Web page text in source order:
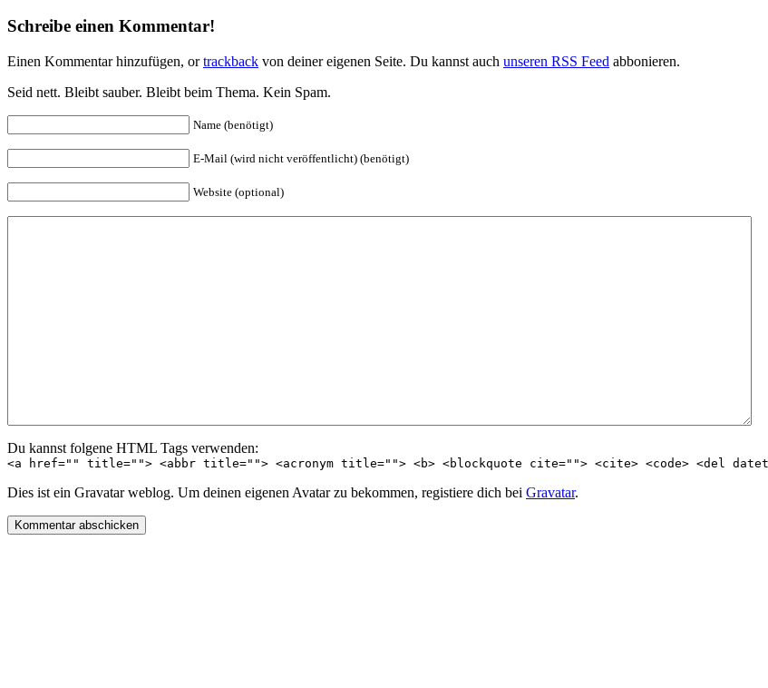
Schreibe einen Kommentar!
Einen Kommentar hinzufügen, ortrackback von deiner eigenen Seite. Du kannst auch unseren RSS Feed abbonieren.
Seid nett. Bleibt sauber. Bleibt beim Thema. Kein Spam.
Name (benötigt)
E-Mail (wird nicht veröffentlicht) (benötigt)
Website (optional)
Du kannst folgene HTML Tags verwenden:
<a href="" title=""> <abbr title=""> <acronym title=""> <b> <blockquote cite=""> <cite> <code> <del
Dies ist ein Gravatar weblog. Um deinen eigenen Avatar zu bekommen, registiere dich bei Gravatar.